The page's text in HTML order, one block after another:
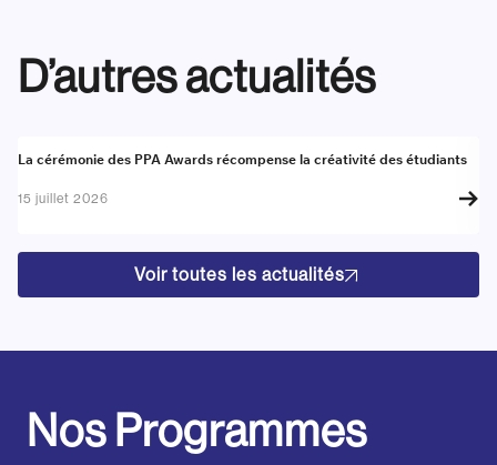
D’autres actualités
Actualité
La cérémonie des PPA Awards récompense la créativité des étudiants
15 juillet 2026
Voir toutes les actualités
Nos Programmes